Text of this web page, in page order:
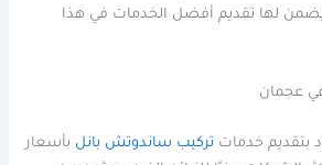
لها تقديم أفضل الخدمات في هذا
عجمان
بتقديم خدمات تركيب ساندوتش بانل بأسعار